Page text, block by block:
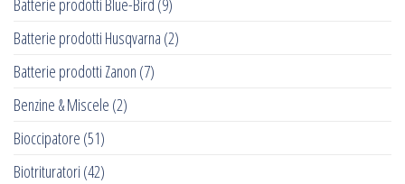
Batterie prodotti Blue-Bird (9)
Batterie prodotti Husqvarna (2)
Batterie prodotti Zanon (7)
Benzine & Miscele (2)
Bioccipatore (51)
Biotrituratori (42)